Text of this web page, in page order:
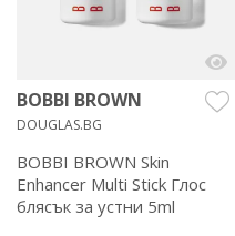
BOBBI BROWN
DOUGLAS.BG
BOBBI BROWN Skin
Enhancer Multi Stick Глос
блясък за устни 5ml